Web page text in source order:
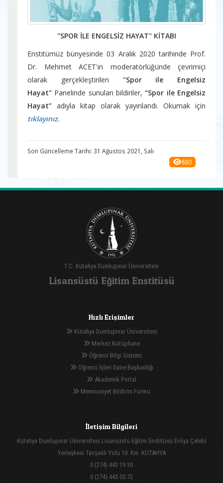
"SPOR İLE ENGELSİZ HAYAT" KİTABI
Enstitümüz bünyesinde 03 Aralık 2020 tarihinde Prof.
Dr. Mehmet ACET'ın moderatörlüğünde çevrimiçi
olarak gerçekleştirilen "Spor ile Engelsiz
Hayat" Panelinde sunulan bildiriler,“Spor ile Engelsiz
Hayat” adıyla kitap olarak yayınlandı. Okumak için
tıklayınız.
Son Güncelleme Tarihi: 31 Ağustos 2021, Salı
880
T.C. Kütahya Dumlupınar Üniversitesi
Lisansüstü Eğitim Enstitüsü
Hızlı Erişimler
Kütahya Dumlupınar Üniversitesi
Merkez Kütüphane
Öğrenci Bilgi Sistemi
Öğrenci İşleri Daire Başkanlığı
Akademik Portal
Memnuniyet Bildirim Formu
İletişim Bilgileri
Kütahya Dumlupınar Üniversitesi Lisansüstü Eğitim Enstitüsü Evliya Çelebi
Yerleşkesi Tavşanlı Yolu 10. Km. KÜTAHYA
0 (274) 443 19 30
0 (274) 443 05 72